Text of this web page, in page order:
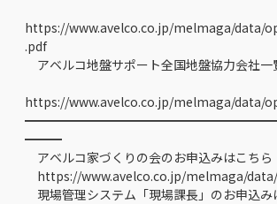
https://www.avelco.co.jp/melmaga/data/
.pdf
アベルコ地盤サポート全国地盤協力会社一
https://www.avelco.co.jp/melmaga/data/
━━━
アベルコ家づくりの会のお申込みはこちら
https://www.avelco.co.jp/melmaga/
現場管理システム「現場課長」のお申込み